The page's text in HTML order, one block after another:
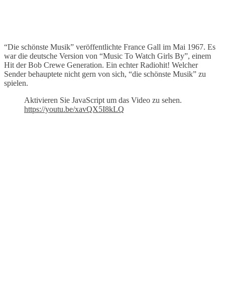
“Die schönste Musik” veröffentlichte France Gall im Mai 1967. Es
war die deutsche Version von “Music To Watch Girls By”, einem
Hit der Bob Crewe Generation. Ein echter Radiohit! Welcher
Sender behauptete nicht gern von sich, “die schönste Musik” zu
spielen.
Aktivieren Sie JavaScript um das Video zu sehen.
https://youtu.be/xavQX5I8kLQ